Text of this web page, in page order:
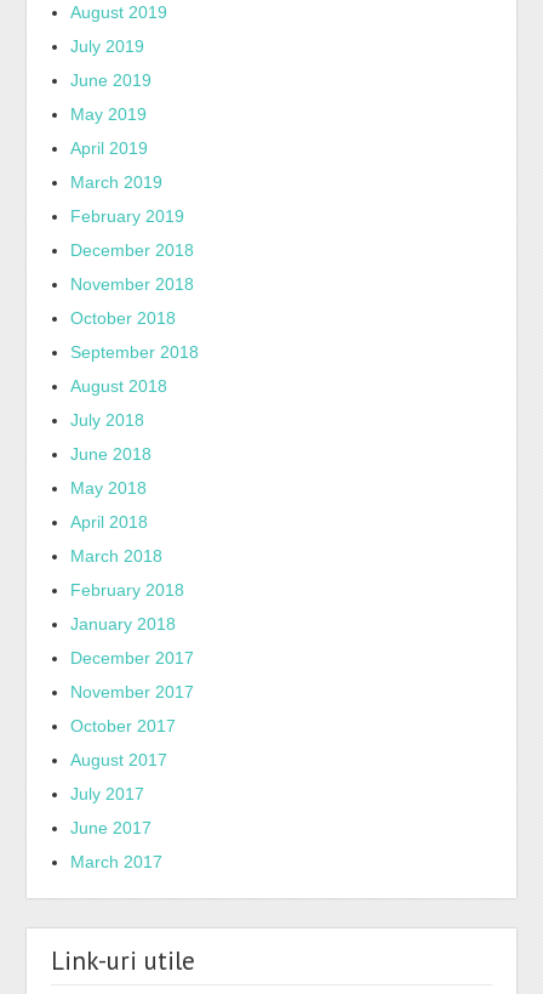
August 2019
July 2019
June 2019
May 2019
April 2019
March 2019
February 2019
December 2018
November 2018
October 2018
September 2018
August 2018
July 2018
June 2018
May 2018
April 2018
March 2018
February 2018
January 2018
December 2017
November 2017
October 2017
August 2017
July 2017
June 2017
March 2017
Link-uri utile